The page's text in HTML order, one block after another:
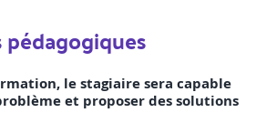
le stagiaire sera capable
et proposer des solutions